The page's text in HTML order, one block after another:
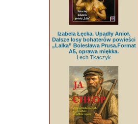
Izabela Łęcka. Upadły Anioł.
Dalsze losy bohaterów powieści
„Lalka” Bolesława Prusa.Format
A5, oprawa miękka.
Lech Tkaczyk